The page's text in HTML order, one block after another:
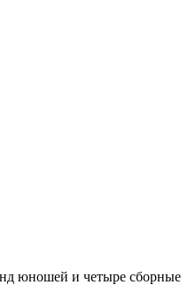
юношей и четыре сборные